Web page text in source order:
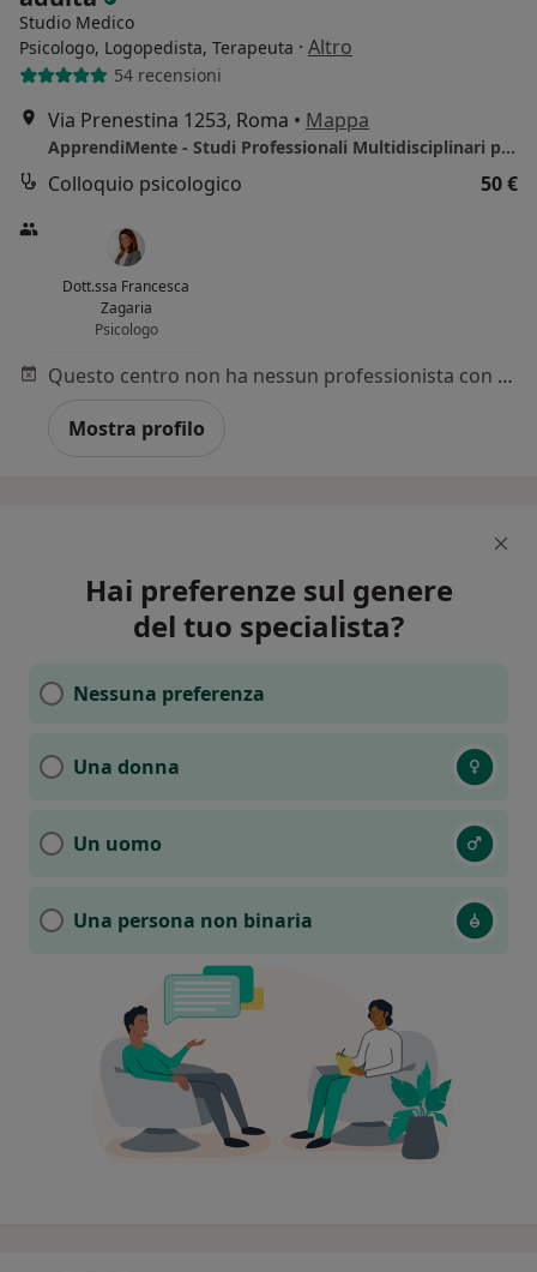
Studio Medico
Psicologo, Logopedista, Terapeuta · Altro
54 recensioni
Via Prenestina 1253, Roma • Mappa
ApprendiMente - Studi Professionali Multidisciplinari per l'età evolutiva e adulta
Colloquio psicologico 50 €
Dott.ssa Francesca
Zagaria
Psicologo
Questo centro non ha nessun professionista con date disponibili
Mostra profilo
Hai preferenze sul genere
del tuo specialista?
Nessuna preferenza
Una donna
Un uomo
Una persona non binaria